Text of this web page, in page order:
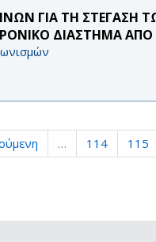
ΓΙΑ ΤΗ
ΔΙΑΣΤΗΜΑ ΑΠΟ
… 114 115